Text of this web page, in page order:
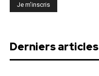
Derniers articles